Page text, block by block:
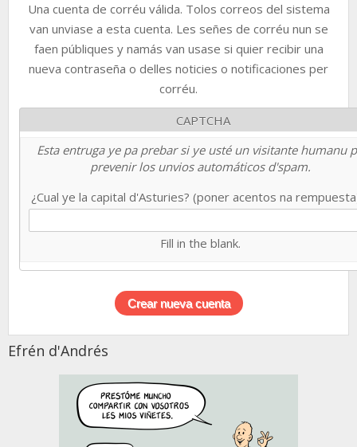
Una cuenta de corréu válida. Tolos correos del sistema
van unviase a esta cuenta. Les señes de corréu nun se
faen públiques y namás van usase si quier recibir una
nueva contraseña o delles noticies o notificaciones per
corréu.
CAPTCHA
Esta entruga ye pa prebar si ye usté un visitante humanu
prevenir los unvios automáticos d'spam.
¿Cual ye la capital d'Asturies? (poner acentos na
Fill in the blank.
Efrén d'Andrés